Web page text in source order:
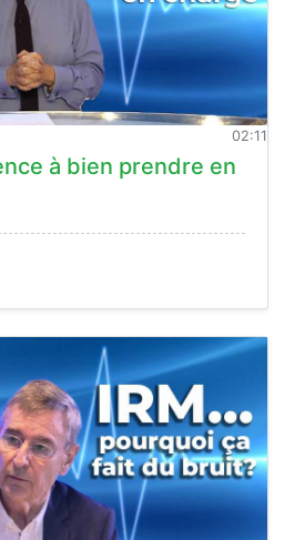
02:11
à bien prendre en